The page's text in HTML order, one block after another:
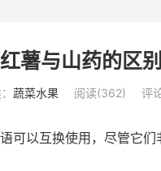
红薯与山药的区别
蔬菜水果 阅读(362) 评
可以互换使用，尽管它们